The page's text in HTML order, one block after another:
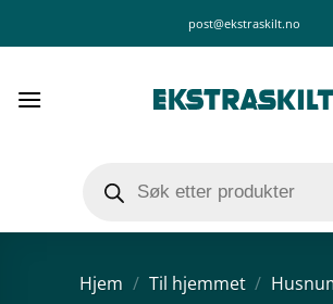
post@ekstraskilt.no
search
Hjem / Til hjemmet /